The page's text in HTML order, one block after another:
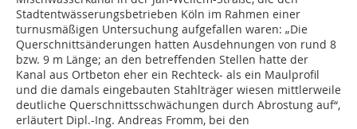
Stadtentwässerungsbetrieben Köln im Rahmen einer
turnusmäßigen Untersuchung aufgefallen waren: „Die
Querschnittsänderungen hatten Ausdehnungen von rund 8
bzw. 9 m Länge; an den betreffenden Stellen hatte der
Kanal aus Ortbeton eher ein Rechteck- als ein Maulprofil
und die damals eingebauten Stahlträger wiesen mittlerweile
deutliche Querschnittsschwächungen durch Abrostung auf“,
erläutert Dipl.-Ing. Andreas Fromm, bei den